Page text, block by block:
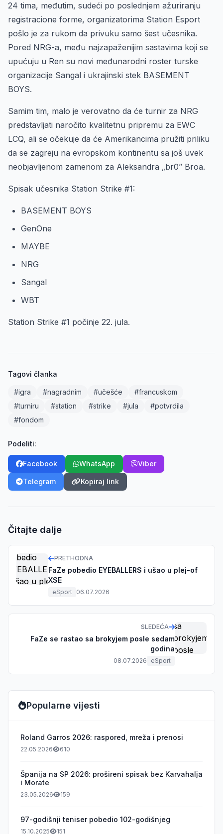
24 tima, međutim, sudeći po poslednjem ažuriranju
registracione forme, organizatorima Station Esport
pošlo je za rukom da privuku samo šest učesnika.
Pored NRG-a, među najzapaženijim sastavima koji se
upućuju u Ren su novi međunarodni roster turske
organizacije Sangal i ukrajinski stek BASEMENT
BOYS.
Samim tim, malo je verovatno da će turnir za NRG
predstavljati naročito kvalitetnu pripremu za EWC
LCQ, ali se očekuje da će Amerikancima pružiti priliku
da se zagreju na evropskom kontinentu sa još uvek
neobjavljenom zamenom za Aleksandra „br0” Broa.
Spisak učesnika Station Strike #1:
BASEMENT BOYS
GenOne
MAYBE
NRG
Sangal
WBT
Station Strike #1 počinje 22. jula.
Tagovi članka
#igra #nagradnim #učešće
#francuskom
#turniru
#station #strike #jula
#potvrdila
#fondom
Podeliti:
Facebook WhatsApp Viber
Telegram Kopiraj link
Čitajte dalje
PRETHODNA
FaZe pobedio EYEBALLERS i ušao u plej-of
XSE
eSport 06.07.2026
SLEDEĆA
FaZe se rastao sa brokyjem posle sedam
godina
08.07.2026 eSport
Popularne vijesti
Roland Garros 2026: raspored, mreža i prenosi
22.05.2026 610
Španija na SP 2026: prošireni spisak bez Karvahalja
i Morate
23.05.2026 159
97-godišnji teniser pobedio 102-godišnjeg
15.10.2025 151